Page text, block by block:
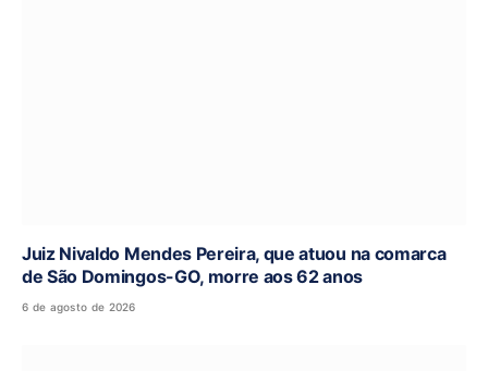
Juiz Nivaldo Mendes Pereira, que atuou na comarca
de São Domingos-GO, morre aos 62 anos
6 de agosto de 2026